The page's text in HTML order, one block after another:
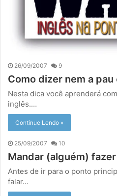
26/09/2007 9
Como dizer nem a pau
Nesta dica você aprenderá
inglês.…
Continue Lendo »
25/09/2007 10
Mandar (alguém)
Antes de ir para o ponto
falar…